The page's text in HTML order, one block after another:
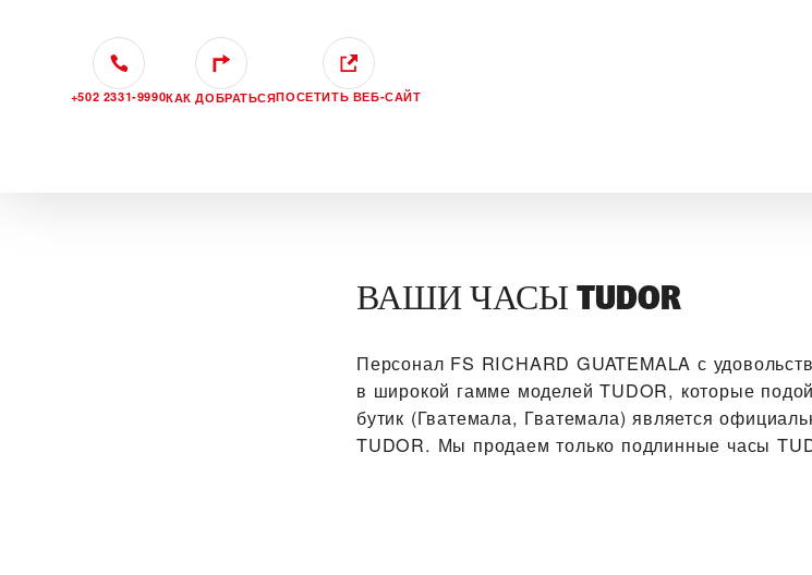
+502 2331-9990КАК ДОБРАТЬСЯПОСЕТИТЬ ВЕБ‑САЙТ
ВАШИ ЧАСЫ TUDOR
Персонал ‭FS RICHARD GUATEMALA‬ с
в широкой гамме моделей TUDOR, которые
бутик (Гватемала, Гватемала) является
TUDOR. Мы продаем только подлинные часы